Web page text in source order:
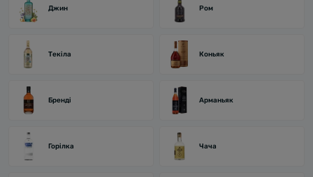
Джин Ром
Текіла Коньяк
Бренді Арманьяк
Горілка Чача